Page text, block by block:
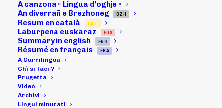
A canzona « Lingua d’oghje »
An diverrañ e Brezhoneg
BZH
Resum en català CAT
Laburpena euskaraz EUS
Summary in english ENG
Résumé en français FRA
A Currilingua
Chì si faci ?
Prugetta
Videò
Archivi
Lingui minurati
15/04/22 :
Furmànima...
Artìculu in u JDC
è intarvista da